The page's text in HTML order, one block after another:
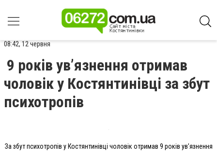
08:42, 12 червня
9 років ув’язнення отримав
чоловік у Костянтинівці за збут
психотропів
За збут психотропів у Костянтинівці чоловік отримав 9 років ув’язнення